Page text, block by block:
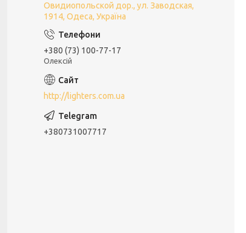
Овидиопольской дор., ул. Заводская,
1914, Одеса, Україна
+380 (73) 100-77-17
Олексій
http://lighters.com.ua
+380731007717